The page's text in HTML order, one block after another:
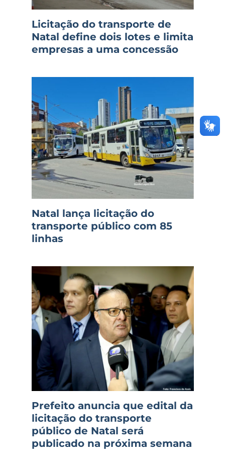
Licitação do transporte de
Natal define dois lotes e limita
empresas a uma concessão
Natal lança licitação do
transporte público com 85
linhas
Prefeito anuncia que edital da
licitação do transporte
público de Natal será
publicado na próxima semana